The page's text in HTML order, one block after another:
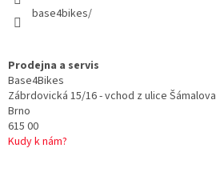
base4bikes/
Prodejna a servis
Base4Bikes
Zábrdovická 15/16 - vchod z ulice Šámalova
Brno
615 00
Kudy k nám?